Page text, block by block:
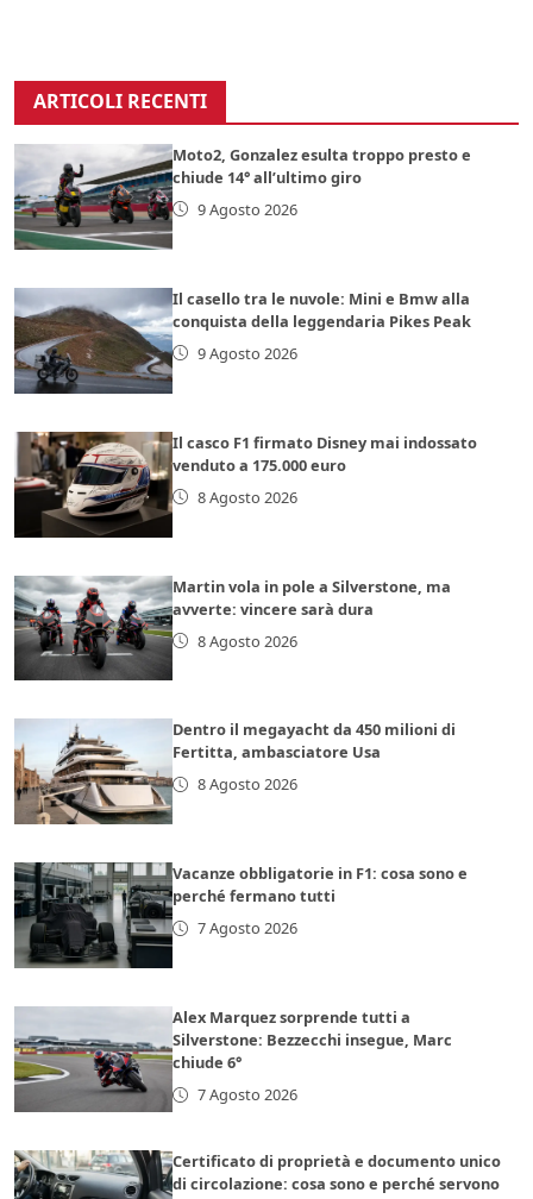
ARTICOLI RECENTI
Moto2, Gonzalez esulta troppo presto e
chiude 14° all’ultimo giro
9 Agosto 2026
Il casello tra le nuvole: Mini e Bmw alla
conquista della leggendaria Pikes Peak
9 Agosto 2026
Il casco F1 firmato Disney mai indossato
venduto a 175.000 euro
8 Agosto 2026
Martin vola in pole a Silverstone, ma
avverte: vincere sarà dura
8 Agosto 2026
Dentro il megayacht da 450 milioni di
Fertitta, ambasciatore Usa
8 Agosto 2026
Vacanze obbligatorie in F1: cosa sono e
perché fermano tutti
7 Agosto 2026
Alex Marquez sorprende tutti a
Silverstone: Bezzecchi insegue, Marc
chiude 6°
7 Agosto 2026
Certificato di proprietà e documento unico
di circolazione: cosa sono e perché servono